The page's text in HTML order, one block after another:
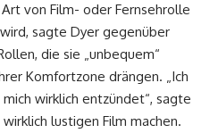
von Film- oder Fernsehrolle
sagte Dyer gegenüber
die sie „unbequem“
Komfortzone drängen. „Ich
wirklich entzündet“, sagte
lustigen Film machen.